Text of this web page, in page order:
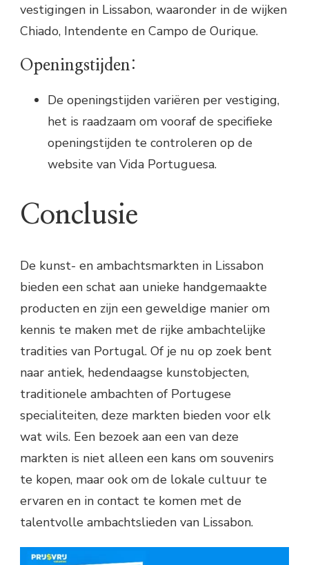
vestigingen in Lissabon, waaronder in de wijken
Chiado, Intendente en Campo de Ourique.
Openingstijden:
De openingstijden variëren per vestiging,
het is raadzaam om vooraf de specifieke
openingstijden te controleren op de
website van Vida Portuguesa.
Conclusie
De kunst- en ambachtsmarkten in Lissabon
bieden een schat aan unieke handgemaakte
producten en zijn een geweldige manier om
kennis te maken met de rijke ambachtelijke
tradities van Portugal. Of je nu op zoek bent
naar antiek, hedendaagse kunstobjecten,
traditionele ambachten of Portugese
specialiteiten, deze markten bieden voor elk
wat wils. Een bezoek aan een van deze
markten is niet alleen een kans om souvenirs
te kopen, maar ook om de lokale cultuur te
ervaren en in contact te komen met de
talentvolle ambachtslieden van Lissabon.